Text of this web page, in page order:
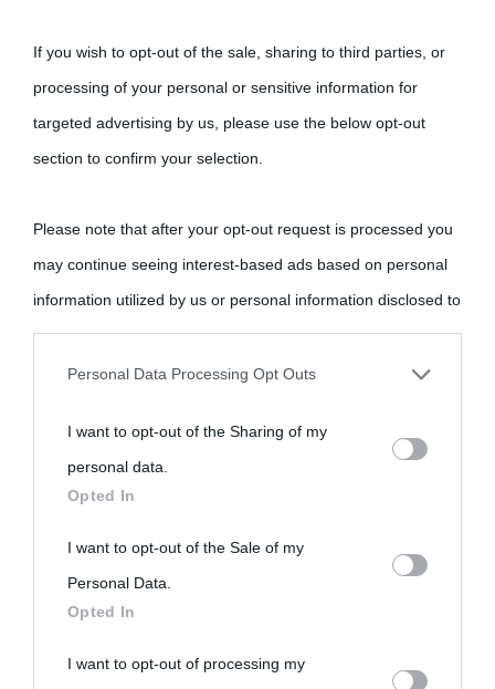
If you wish to opt-out of the sale, sharing to third parties, or
processing of your personal or sensitive information for
targeted advertising by us, please use the below opt-out
section to confirm your selection.
Please note that after your opt-out request is processed you
may continue seeing interest-based ads based on personal
information utilized by us or personal information disclosed to
third parties prior to your opt-out.
personal information by third parties on the IAB’s list of
downstream participants.
This information may also be disclosed by us to third parties
on the IAB’s List of Downstream Participants that may further
disclose it to other third parties.
Please note that this website/app uses one or more Google
Personal Data Processing Opt Outs
I want to opt-out of the Sharing of my
personal data.
Opted In
I want to opt-out of the Sale of my
Personal Data.
Opted In
I want to opt-out of processing my